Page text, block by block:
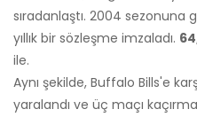
sıradanlaştı. 2004 sezonuna
yıllık bir sözleşme imzaladı.
ile.
Aynı şekilde, Buffalo Bills'e
yaralandı ve üç maçı